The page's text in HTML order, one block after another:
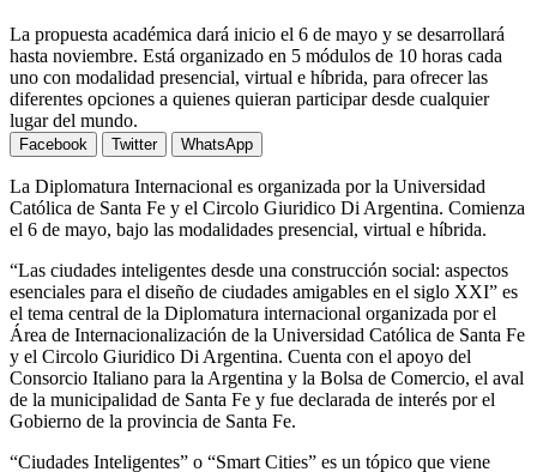
La propuesta académica dará inicio el 6 de mayo y se desarrollará
hasta noviembre. Está organizado en 5 módulos de 10 horas cada
uno con modalidad presencial, virtual e híbrida, para ofrecer las
diferentes opciones a quienes quieran participar desde cualquier
lugar del mundo.
Facebook Twitter WhatsApp
La Diplomatura Internacional es organizada por la Universidad
Católica de Santa Fe y el Circolo Giuridico Di Argentina. Comienza
el 6 de mayo, bajo las modalidades presencial, virtual e híbrida.
“Las ciudades inteligentes desde una construcción social: aspectos
esenciales para el diseño de ciudades amigables en el siglo XXI” es
el tema central de la Diplomatura internacional organizada por el
Área de Internacionalización de la Universidad Católica de Santa Fe
y el Circolo Giuridico Di Argentina. Cuenta con el apoyo del
Consorcio Italiano para la Argentina y la Bolsa de Comercio, el aval
de la municipalidad de Santa Fe y fue declarada de interés por el
Gobierno de la provincia de Santa Fe.
“Ciudades Inteligentes” o “Smart Cities” es un tópico que viene